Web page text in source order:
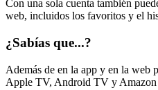
Con una sola cuenta también
web, incluidos los favoritos y el
¿Sabías que...?
Además de en la app y en la web
Apple TV, Android TV y